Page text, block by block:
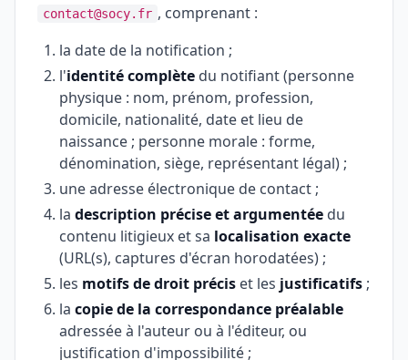
contact@socy.fr , comprenant :
la date de la notification ;
l'identité complète du notifiant (personne
physique : nom, prénom, profession,
domicile, nationalité, date et lieu de
naissance ; personne morale : forme,
dénomination, siège, représentant légal) ;
une adresse électronique de contact ;
la description précise et argumentée du
contenu litigieux et sa localisation exacte
(URL(s), captures d'écran horodatées) ;
les motifs de droit précis et les justificatifs ;
la copie de la correspondance préalable
adressée à l'auteur ou à l'éditeur, ou
justification d'impossibilité ;